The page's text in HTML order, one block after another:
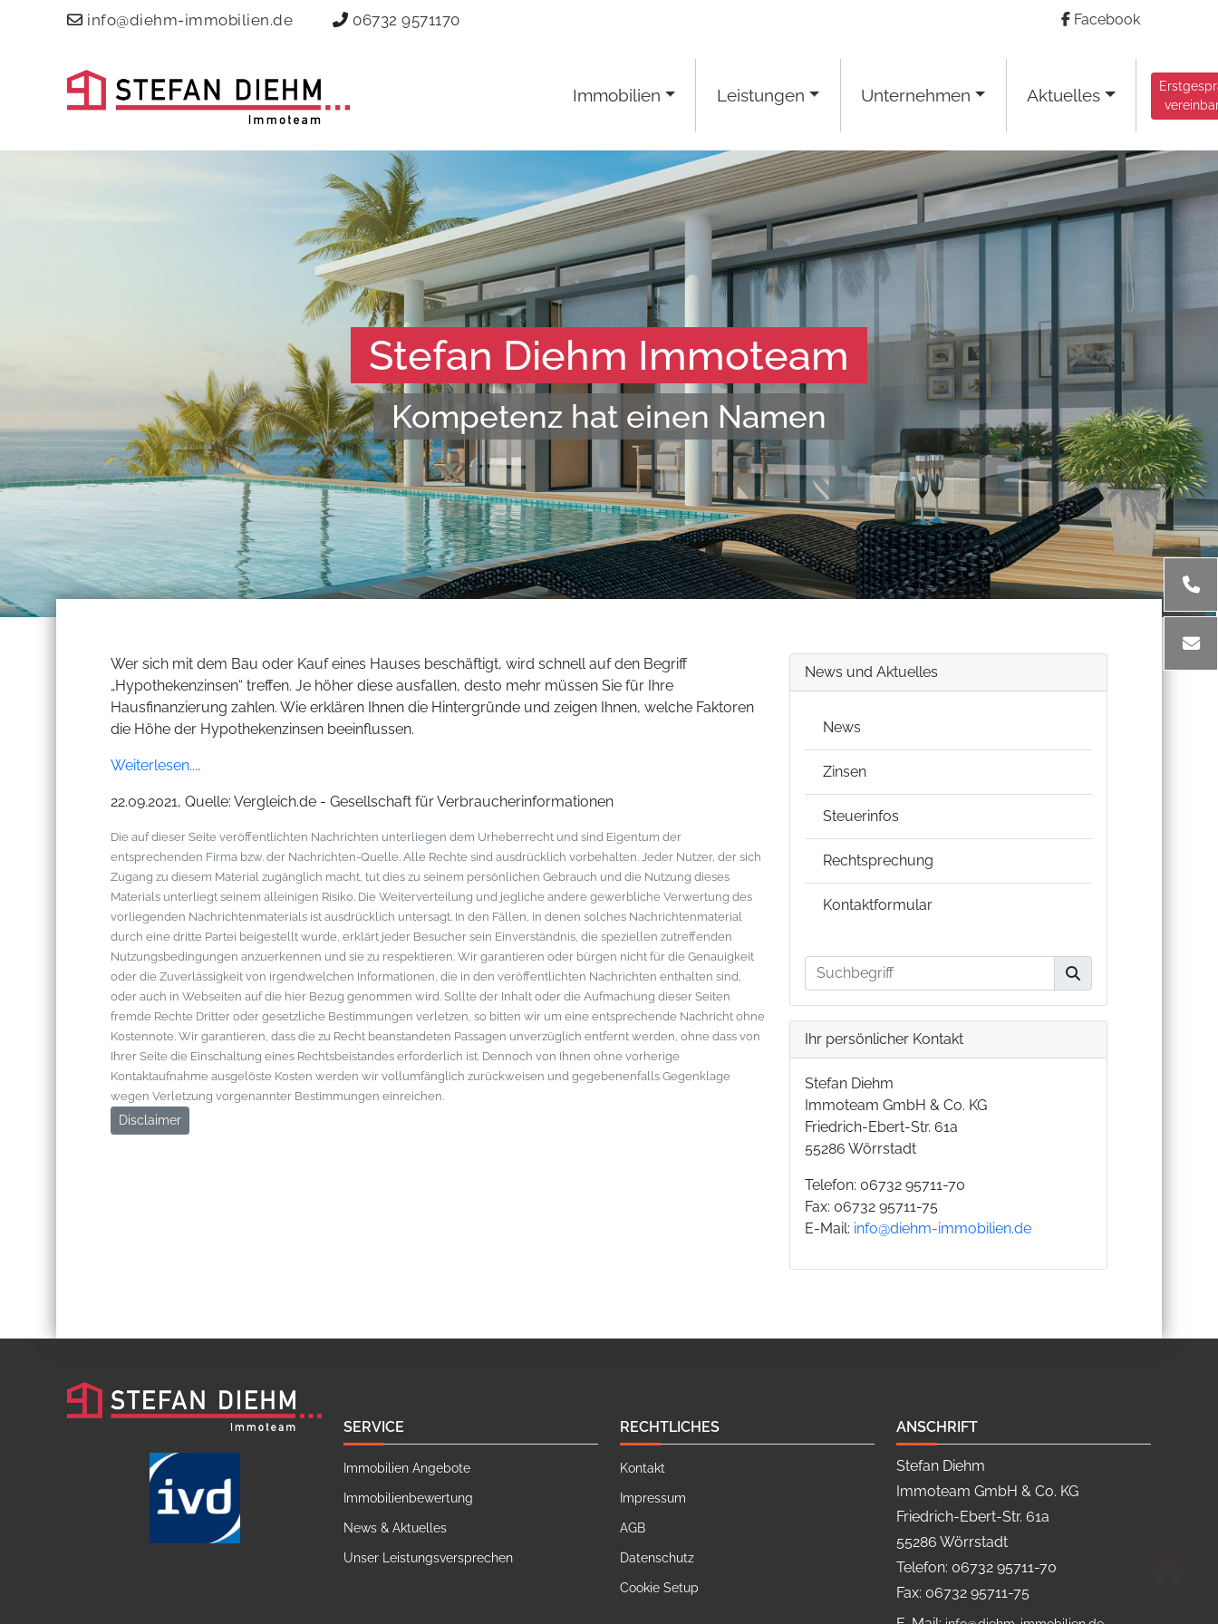
info@diehm-immobilien.de 06732 9571170 Facebook
Immobilien Leistungen Unternehmen Aktuelles
Stefan Diehm Immoteam
Kompetenz hat einen Namen
Wer sich mit dem Bau oder Kauf eines Hauses beschäftigt, wird schnell auf den Begriff
„Hypothekenzinsen“ treffen. Je höher diese ausfallen, desto mehr müssen Sie für Ihre
Hausfinanzierung zahlen. Wie erklären Ihnen die Hintergründe und zeigen Ihnen, welche Faktoren
die Höhe der Hypothekenzinsen beeinflussen.
Weiterlesen....
22.09.2021, Quelle: Vergleich.de - Gesellschaft für Verbraucherinformationen
Die auf dieser Seite veröffentlichten Nachrichten unterliegen dem Urheberrecht und sind Eigentum der
entsprechenden Firma bzw. der Nachrichten-Quelle. Alle Rechte sind ausdrücklich vorbehalten. Jeder Nutzer, der sich
Zugang zu diesem Material zugänglich macht, tut dies zu seinem persönlichen Gebrauch und die Nutzung dieses
Materials unterliegt seinem alleinigen Risiko. Die Weiterverteilung und jegliche andere gewerbliche Verwertung des
vorliegenden Nachrichtenmaterials ist ausdrücklich untersagt. In den Fällen, in denen solches Nachrichtenmaterial
durch eine dritte Partei beigestellt wurde, erklärt jeder Besucher sein Einverständnis, die speziellen zutreffenden
Nutzungsbedingungen anzuerkennen und sie zu respektieren. Wir garantieren oder bürgen nicht für die Genauigkeit
oder die Zuverlässigkeit von irgendwelchen Informationen, die in den veröffentlichten Nachrichten enthalten sind,
oder auch in Webseiten auf die hier Bezug genommen wird. Sollte der Inhalt oder die Aufmachung dieser Seiten
fremde Rechte Dritter oder gesetzliche Bestimmungen verletzen, so bitten wir um eine entsprechende Nachricht ohne
Kostennote. Wir garantieren, dass die zu Recht beanstandeten Passagen unverzüglich entfernt werden, ohne dass von
Ihrer Seite die Einschaltung eines Rechtsbeistandes erforderlich ist. Dennoch von Ihnen ohne vorherige
Kontaktaufnahme ausgelöste Kosten werden wir vollumfänglich zurückweisen und gegebenenfalls Gegenklage
wegen Verletzung vorgenannter Bestimmungen einreichen.
Disclaimer
News und Aktuelles
News
Zinsen
Steuerinfos
Rechtsprechung
Kontaktformular
Ihr persönlicher Kontakt
Stefan Diehm
Immoteam GmbH & Co. KG
Friedrich-Ebert-Str. 61a
55286 Wörrstadt
Telefon: 06732 95711-70
Fax: 06732 95711-75
E-Mail: info@diehm-immobilien.de
SERVICE
Immobilien Angebote
Immobilienbewertung
News & Aktuelles
Unser Leistungsversprechen
RECHTLICHES
Kontakt
Impressum
AGB
Datenschutz
Cookie Setup
ANSCHRIFT
Stefan Diehm
Immoteam GmbH & Co. KG
Friedrich-Ebert-Str. 61a
55286 Wörrstadt
Telefon: 06732 95711-70
Fax: 06732 95711-75